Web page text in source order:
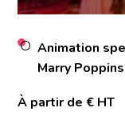
Animation
Marry Poppins
À partir de € HT